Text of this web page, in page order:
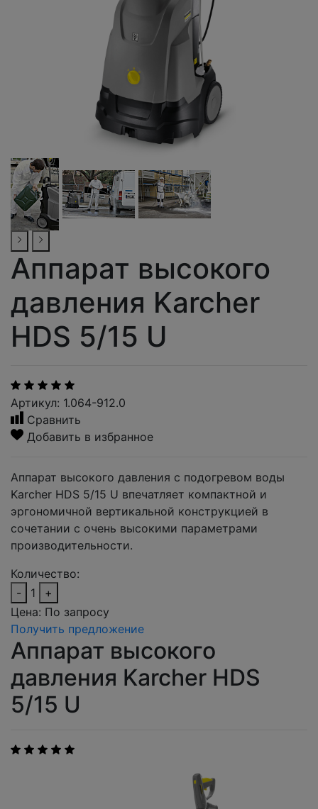
Аппарат высокого
давления Karcher
HDS 5/15 U
Артикул: 1.064-912.0
Сравнить
Добавить в избранное
Аппарат высокого давления с подогревом воды
Karcher HDS 5/15 U впечатляет компактной и
эргономичной вертикальной конструкцией в
сочетании с очень высокими параметрами
производительности.
Количество:
-
1
+
Цена: По запросу
Получить предложение
Аппарат высокого
давления Karcher HDS
5/15 U